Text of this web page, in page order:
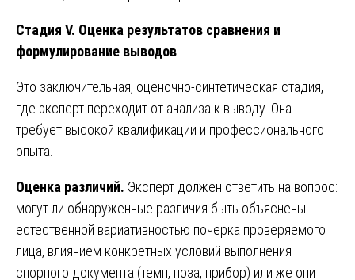
Стадия V. Оценка результатов сравнения и
формулирование выводов
Это заключительная, оценочно-синтетическая стадия,
где эксперт переходит от анализа к выводу. Она
требует высокой квалификации и профессионального
опыта.
Оценка различий. Эксперт должен ответить на вопрос:
могут ли обнаруженные различия быть объяснены
естественной вариативностью почерка проверяемого
лица, влиянием конкретных условий выполнения
спорного документа (темп, поза, прибор) или же они